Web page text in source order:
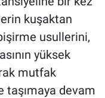
kuşaktan
usullerini,
yüksek
mutfak
taşımaya devam